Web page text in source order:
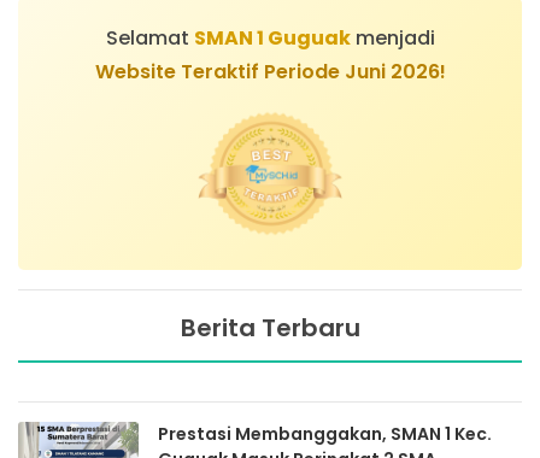
Selamat SMAN 1 Guguakmenjadi
Website Teraktif Periode Juni 2026!
Berita Terbaru
Prestasi Membanggakan, SMAN 1 Kec.